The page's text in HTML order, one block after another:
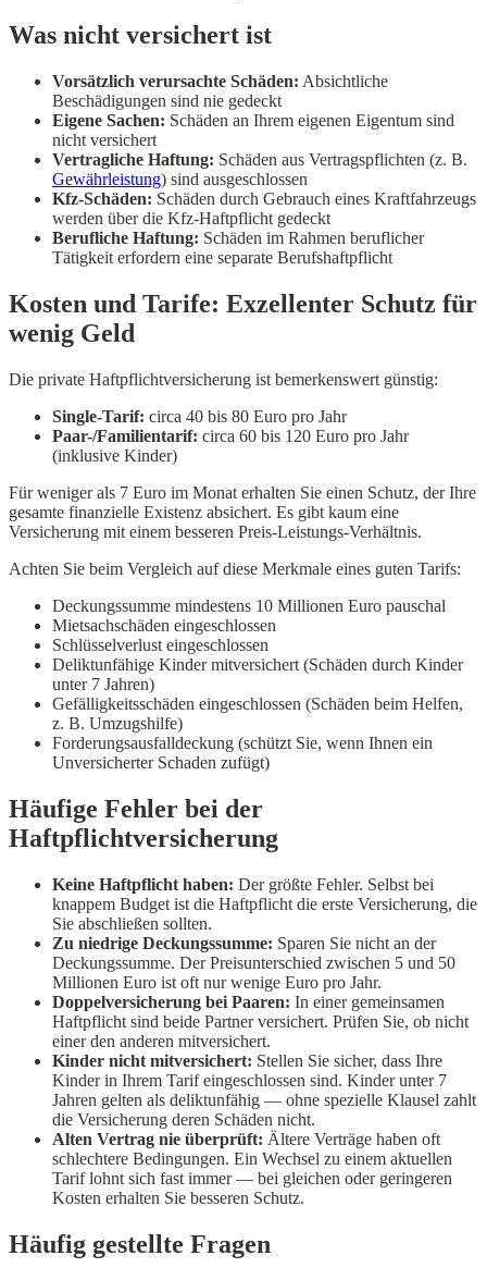
Was nicht versichert ist
Vorsätzlich verursachte Schäden: Absichtliche
Beschädigungen sind nie gedeckt
Eigene Sachen: Schäden an Ihrem eigenen Eigentum sind
nicht versichert
Vertragliche Haftung: Schäden aus Vertragspflichten (z. B.
Gewährleistung) sind ausgeschlossen
Kfz-Schäden: Schäden durch Gebrauch eines Kraftfahrzeugs
werden über die Kfz-Haftpflicht gedeckt
Berufliche Haftung: Schäden im Rahmen beruflicher
Tätigkeit erfordern eine separate Berufshaftpflicht
Kosten und Tarife: Exzellenter Schutz für
wenig Geld
Die private Haftpflichtversicherung ist bemerkenswert günstig:
Single-Tarif: circa 40 bis 80 Euro pro Jahr
Paar-/Familientarif: circa 60 bis 120 Euro pro Jahr
(inklusive Kinder)
Für weniger als 7 Euro im Monat erhalten Sie einen Schutz, der Ihre
gesamte finanzielle Existenz absichert. Es gibt kaum eine
Versicherung mit einem besseren Preis-Leistungs-Verhältnis.
Achten Sie beim Vergleich auf diese Merkmale eines guten Tarifs:
Deckungssumme mindestens 10 Millionen Euro pauschal
Mietsachschäden eingeschlossen
Schlüsselverlust eingeschlossen
Deliktunfähige Kinder mitversichert (Schäden durch Kinder
unter 7 Jahren)
Gefälligkeitsschäden eingeschlossen (Schäden beim Helfen,
z. B. Umzugshilfe)
Forderungsausfalldeckung (schützt Sie, wenn Ihnen ein
Unversicherter Schaden zufügt)
Häufige Fehler bei der
Haftpflichtversicherung
Keine Haftpflicht haben: Der größte Fehler. Selbst bei
knappem Budget ist die Haftpflicht die erste Versicherung, die
Sie abschließen sollten.
Zu niedrige Deckungssumme: Sparen Sie nicht an der
Deckungssumme. Der Preisunterschied zwischen 5 und 50
Millionen Euro ist oft nur wenige Euro pro Jahr.
Doppelversicherung bei Paaren: In einer gemeinsamen
Haftpflicht sind beide Partner versichert. Prüfen Sie, ob nicht
einer den anderen mitversichert.
Kinder nicht mitversichert: Stellen Sie sicher, dass Ihre
Kinder in Ihrem Tarif eingeschlossen sind. Kinder unter 7
Jahren gelten als deliktunfähig — ohne spezielle Klausel zahlt
die Versicherung deren Schäden nicht.
Alten Vertrag nie überprüft: Ältere Verträge haben oft
schlechtere Bedingungen. Ein Wechsel zu einem aktuellen
Tarif lohnt sich fast immer — bei gleichen oder geringeren
Kosten erhalten Sie besseren Schutz.
Häufig gestellte Fragen